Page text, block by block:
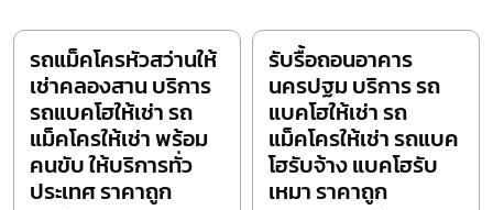
รถแม็คโครหัวสว่านให้
เช่าคลองสาน บริการ
รถแบคโฮให้เช่า รถ
แม็คโครให้เช่า พร้อม
คนขับ ให้บริการทั่ว
ประเทศ ราคาถูก
รับรื้อถอนอาคาร
นครปฐม บริการ รถ
แบคโฮให้เช่า รถ
แม็คโครให้เช่า รถแบค
โฮรับจ้าง แบคโฮรับ
เหมา ราคาถูก